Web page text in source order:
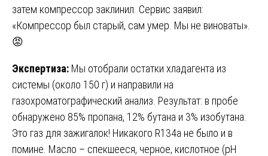
затем компрессор заклинил. Сервис заявил:
«Компрессор был старый, сам умер. Мы не виноваты».
😡
Экспертиза: Мы отобрали остатки хладагента из
системы (около 150 г) и направили на
газохроматографический анализ. Результат: в пробе
обнаружено 85% пропана, 12% бутана и 3% изобутана.
Это газ для зажигалок! Никакого R134a не было и в
помине. Масло – спекшееся, черное, кислотное (pH